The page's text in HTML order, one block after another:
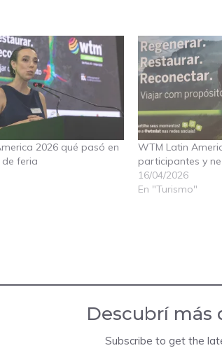
2026 qué pasó en
feria
WTM Latin
participantes y
16/04/2026
En "Turismo"
Descubrí más
Subscribe to get the